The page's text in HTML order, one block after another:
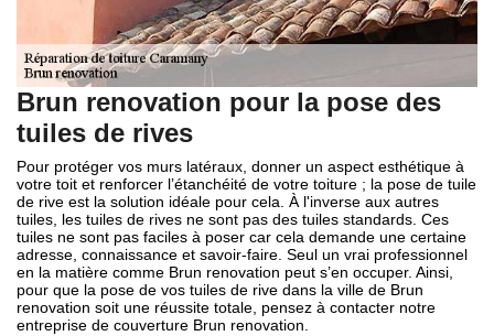
Brun renovation pour la pose des
tuiles de rives
Pour protéger vos murs latéraux, donner un aspect esthétique à
votre toit et renforcer l’étanchéité de votre toiture ; la pose de tuile
de rive est la solution idéale pour cela. À l'inverse aux autres
tuiles, les tuiles de rives ne sont pas des tuiles standards. Ces
tuiles ne sont pas faciles à poser car cela demande une certaine
adresse, connaissance et savoir-faire. Seul un vrai professionnel
en la matière comme Brun renovation peut s’en occuper. Ainsi,
pour que la pose de vos tuiles de rive dans la ville de Brun
renovation soit une réussite totale, pensez à contacter notre
entreprise de couverture Brun renovation.